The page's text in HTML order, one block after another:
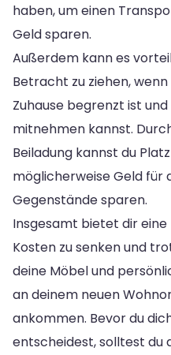
haben, um einen
Geld sparen.
Außerdem kann es
Betracht zu ziehen,
Zuhause begrenzt ist
mitnehmen kannst.
Beiladung kannst du
möglicherweise Geld für
Gegenstände sparen.
Insgesamt bietet dir eine
Kosten zu senken und
deine Möbel und
an deinem neuen
ankommen. Bevor du
entscheidest, solltest du